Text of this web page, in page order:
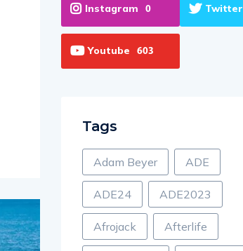
Instagram 0 Twitter
Youtube 603
Tags
Adam Beyer ADE
ADE24 ADE2023
Afrojack Afterlife